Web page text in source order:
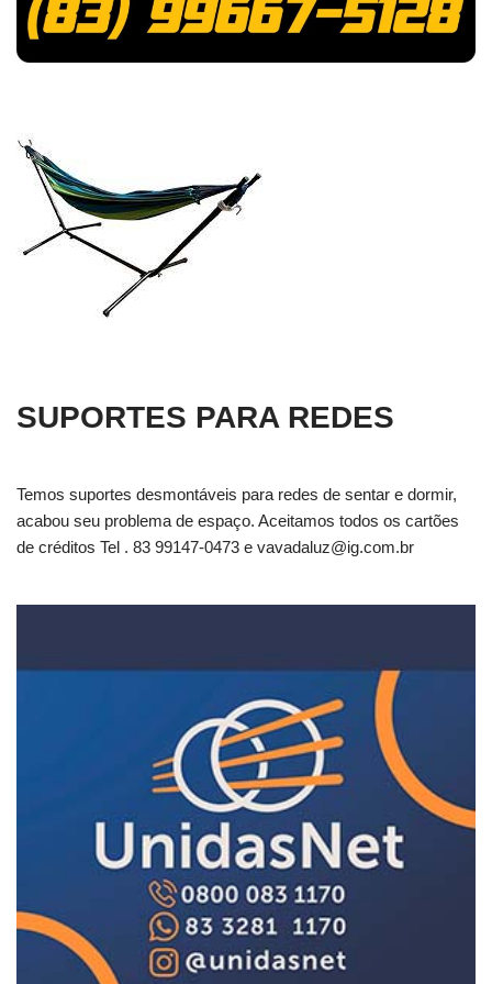
SUPORTES PARA REDES
Temos suportes desmontáveis para redes de sentar e dormir,
acabou seu problema de espaço. Aceitamos todos os cartões
de créditos Tel . 83 99147-0473 e vavadaluz@ig.com.br